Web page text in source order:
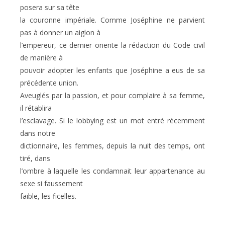
posera sur sa tête
la couronne impériale. Comme Joséphine ne parvient
pas à donner un aiglon à
l’empereur, ce dernier oriente la rédaction du Code civil
de manière à
pouvoir adopter les enfants que Joséphine a eus de sa
précédente union.
Aveuglés par la passion, et pour complaire à sa femme,
il rétablira
l’esclavage. Si le lobbying est un mot entré récemment
dans notre
dictionnaire, les femmes, depuis la nuit des temps, ont
tiré, dans
l’ombre à laquelle les condamnait leur appartenance au
sexe si faussement
faible, les ficelles.